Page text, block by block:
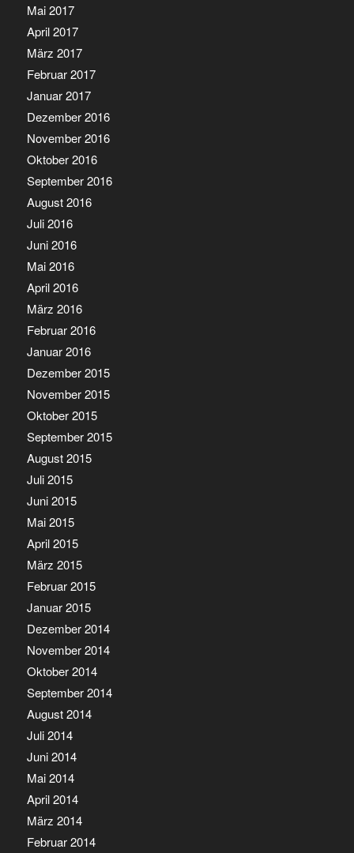
Mai 2017
April 2017
März 2017
Februar 2017
Januar 2017
Dezember 2016
November 2016
Oktober 2016
September 2016
August 2016
Juli 2016
Juni 2016
Mai 2016
April 2016
März 2016
Februar 2016
Januar 2016
Dezember 2015
November 2015
Oktober 2015
September 2015
August 2015
Juli 2015
Juni 2015
Mai 2015
April 2015
März 2015
Februar 2015
Januar 2015
Dezember 2014
November 2014
Oktober 2014
September 2014
August 2014
Juli 2014
Juni 2014
Mai 2014
April 2014
März 2014
Februar 2014